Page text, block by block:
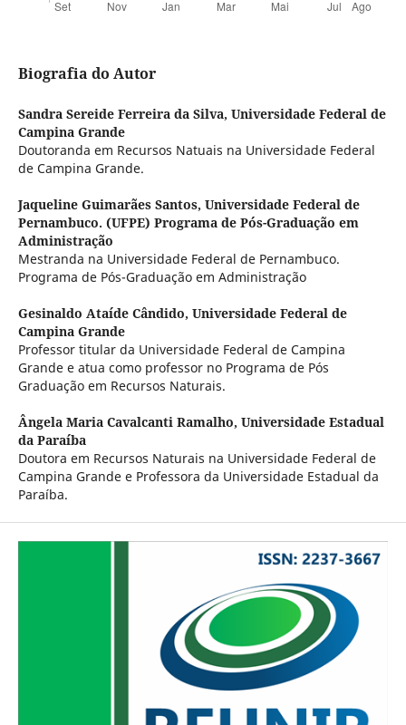
Biografia do Autor
Sandra Sereide Ferreira da Silva, Universidade Federal de
Campina Grande
Doutoranda em Recursos Natuais na Universidade Federal
de Campina Grande.
Jaqueline Guimarães Santos, Universidade Federal de
Pernambuco. (UFPE) Programa de Pós-Graduação em
Administração
Mestranda na Universidade Federal de Pernambuco.
Programa de Pós-Graduação em Administração
Gesinaldo Ataíde Cândido, Universidade Federal de
Campina Grande
Professor titular da Universidade Federal de Campina
Grande e atua como professor no Programa de Pós
Graduação em Recursos Naturais.
Ângela Maria Cavalcanti Ramalho, Universidade Estadual
da Paraíba
Doutora em Recursos Naturais na Universidade Federal de
Campina Grande e Professora da Universidade Estadual da
Paraíba.